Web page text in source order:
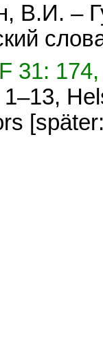
В.И. –
31: